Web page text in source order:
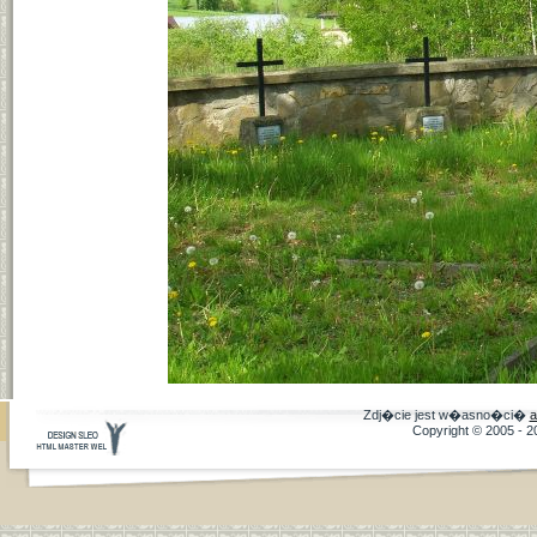
Zdj�cie jest w�asno�ci�
Copyright © 2005 -